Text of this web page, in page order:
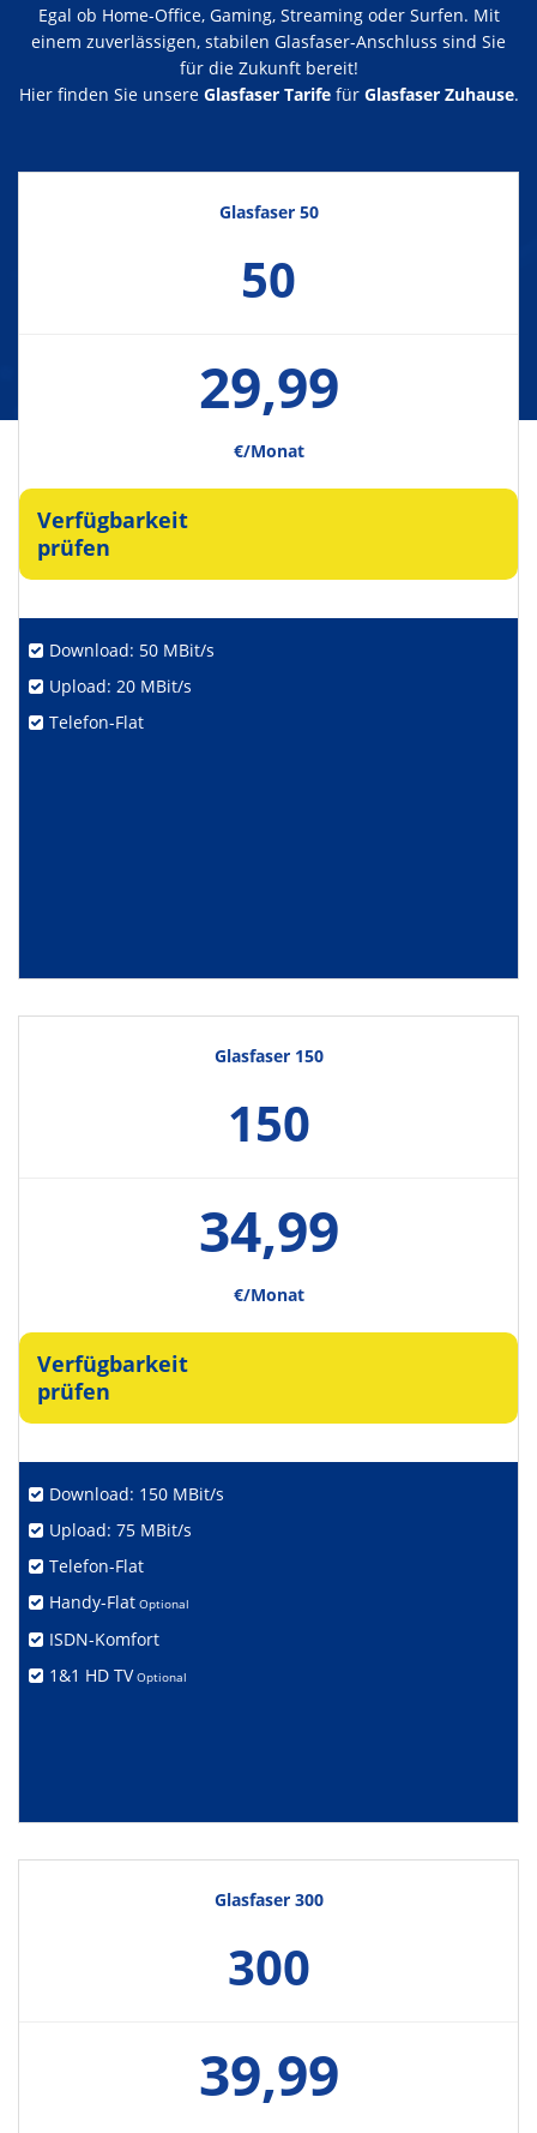
Egal ob Home-Office, Gaming, Streaming oder Surfen. Mit
einem zuverlässigen, stabilen Glasfaser-Anschluss sind Sie
für die Zukunft bereit!
Hier finden Sie unsere Glasfaser Tarifefür Glasfaser Zuhause.
Glasfaser 50
50
29,99
€/Monat
Verfügbarkeit
prüfen
Download: 50 MBit/s
Upload: 20 MBit/s
Telefon-Flat
Glasfaser 150
150
34,99
€/Monat
Verfügbarkeit
prüfen
Download: 150 MBit/s
Upload: 75 MBit/s
Telefon-Flat
Handy-Flat Optional
ISDN-Komfort
1&1 HD TV Optional
Glasfaser 300
300
39,99